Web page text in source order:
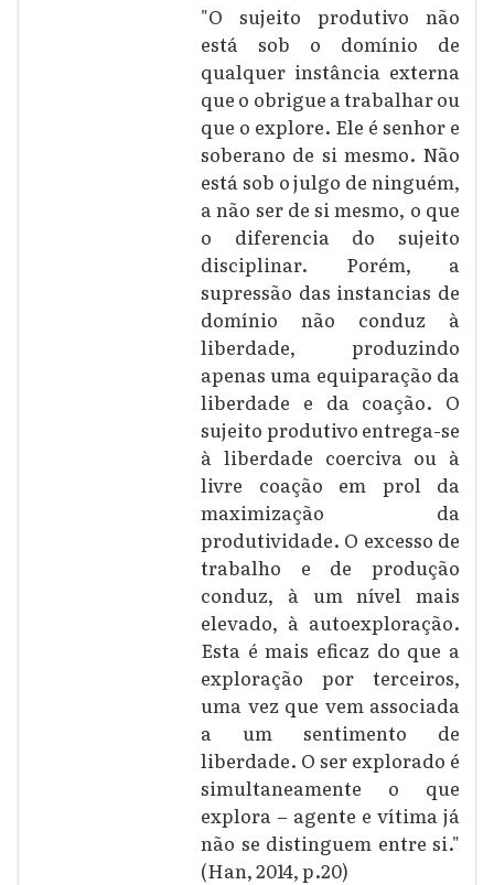
"O sujeito produtivo não
está sob o domínio de
qualquer instância externa
que o obrigue a trabalhar ou
que o explore. Ele é senhor e
soberano de si mesmo. Não
está sob o julgo de ninguém,
a não ser de si mesmo, o que
o diferencia do sujeito
disciplinar. Porém, a
supressão das instancias de
domínio não conduz à
liberdade, produzindo
apenas uma equiparação da
liberdade e da coação. O
sujeito produtivo entrega-se
à liberdade coerciva ou à
livre coação em prol da
maximização da
produtividade. O excesso de
trabalho e de produção
conduz, à um nível mais
elevado, à autoexploração.
Esta é mais eficaz do que a
exploração por terceiros,
uma vez que vem associada
a um sentimento de
liberdade. O ser explorado é
simultaneamente o que
explora – agente e vítima já
não se distinguem entre si."
(Han, 2014, p.20)